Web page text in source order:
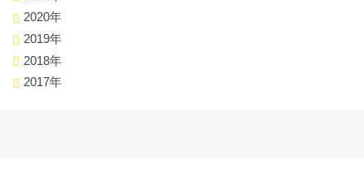
2020年
2019年
2018年
2017年